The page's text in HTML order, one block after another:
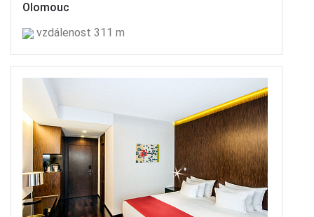
Olomouc
vzdálenost 311 m